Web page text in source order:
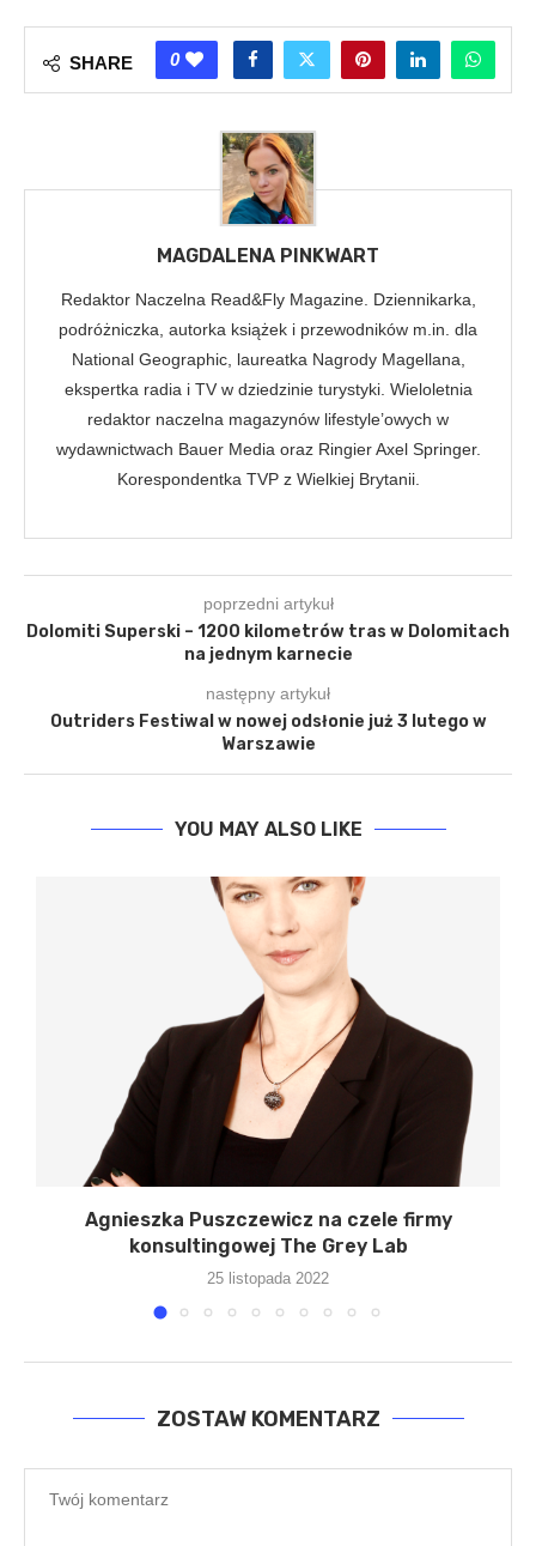
SHARE 0
MAGDALENA PINKWART
Redaktor Naczelna Read&Fly Magazine. Dziennikarka,
podróżniczka, autorka książek i przewodników m.in. dla
National Geographic, laureatka Nagrody Magellana,
ekspertka radia i TV w dziedzinie turystyki. Wieloletnia
redaktor naczelna magazynów lifestyle’owych w
wydawnictwach Bauer Media oraz Ringier Axel Springer.
Korespondentka TVP z Wielkiej Brytanii.
poprzedni artykuł
Dolomiti Superski – 1200 kilometrów tras w Dolomitach
na jednym karnecie
następny artykuł
Outriders Festiwal w nowej odsłonie już 3 lutego w
Warszawie
YOU MAY ALSO LIKE
Agnieszka Puszczewicz na czele firmy
konsultingowej The Grey Lab
25 listopada 2022
ZOSTAW KOMENTARZ